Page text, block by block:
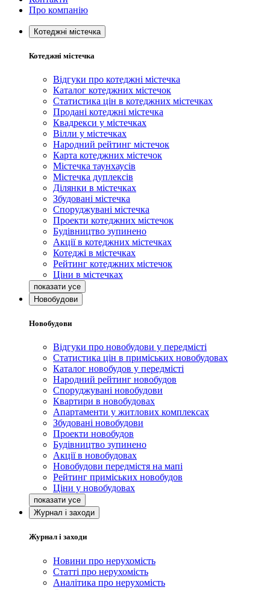
Про компанію
Котеджні містечка
Котеджні містечка
Відгуки про котеджні містечка
Каталог котеджних містечок
Статистика цін в котеджних містечках
Продані котеджні містечка
Квадрекси у містечках
Вілли у містечках
Народний рейтинг містечок
Карта котеджних містечок
Містечка таунхаусів
Містечка дуплексів
Ділянки в містечках
Збудовані містечка
Споруджувані містечка
Проекти котеджних містечок
Будівництво зупинено
Акції в котеджних містечках
Котеджі в містечках
Рейтинг котеджних містечок
Ціни в містечках
Новобудови
Новобудови
Відгуки про новобудови у передмісті
Статистика цін в приміських новобудовах
Каталог новобудов у передмісті
Народний рейтинг новобудов
Споруджувані новобудови
Квартири в новобудовах
Апартаменти у житлових комплексах
Збудовані новобудови
Проекти новобудов
Будівництво зупинено
Акції в новобудовах
Новобудови передмістя на мапі
Рейтинг приміських новобудов
Ціни у новобудовах
Журнал і заходи
Журнал і заходи
Новини про нерухомість
Статті про нерухомість
Аналітика про нерухомість